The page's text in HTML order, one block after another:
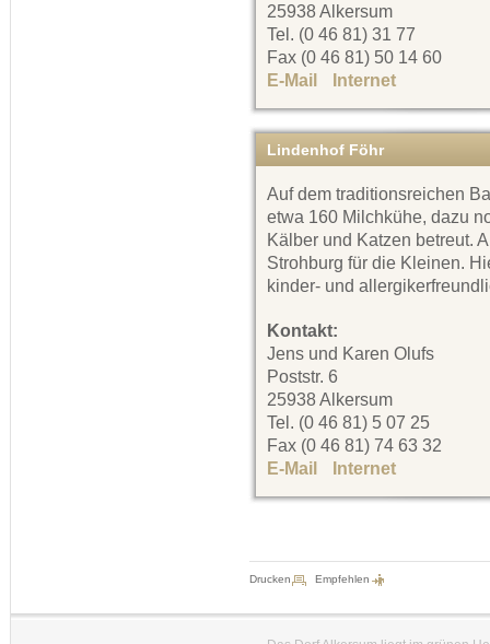
25938 Alkersum
Tel. (0 46 81) 31 77
Fax (0 46 81) 50 14 60
E-Mail
Internet
Lindenhof Föhr
Auf dem traditionsreichen
etwa 160 Milchkühe, dazu
Kälber und Katzen betreut.
Strohburg für die Kleinen.
kinder- und
Kontakt:
Jens und Karen Olufs
Poststr. 6
25938 Alkersum
Tel. (0 46 81) 5 07 25
Fax (0 46 81) 74 63 32
E-Mail
Internet
Drucken Empfehlen